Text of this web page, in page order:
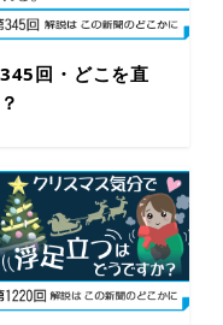
回・どこを直